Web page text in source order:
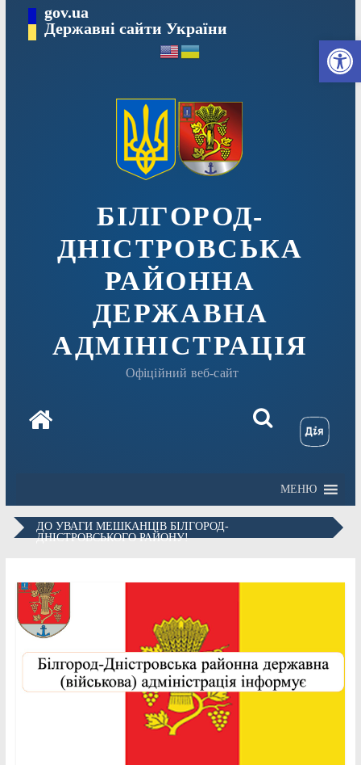
вмісту
gov.ua
Державні сайти України
БІЛГОРОД-
ДНІСТРОВСЬКА
РАЙОННА
ДЕРЖАВНА
АДМІНІСТРАЦІЯ
Офіційний веб-сайт
МЕНЮ
ДО УВАГИ МЕШКАНЦІВ БІЛГОРОД-
ДНІСТРОВСЬКОГО РАЙОНУ!